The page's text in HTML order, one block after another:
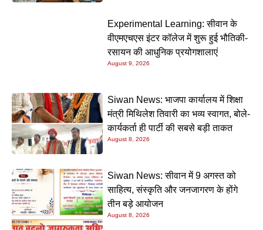
Experimental Learning: सीवान के
वीएमएचएस इंटर कॉलेज में शुरू हुई भौतिकी-
रसायन की आधुनिक प्रयोगशालाएं
August 9, 2026
Siwan News: भाजपा कार्यालय में शिक्षा
मंत्री मिथिलेश तिवारी का भव्य स्वागत, बोले-
कार्यकर्ता ही पार्टी की सबसे बड़ी ताकत
August 8, 2026
Siwan News: सीवान में 9 अगस्त को
साहित्य, संस्कृति और जनजागरण के होंगे
तीन बड़े आयोजन
August 8, 2026